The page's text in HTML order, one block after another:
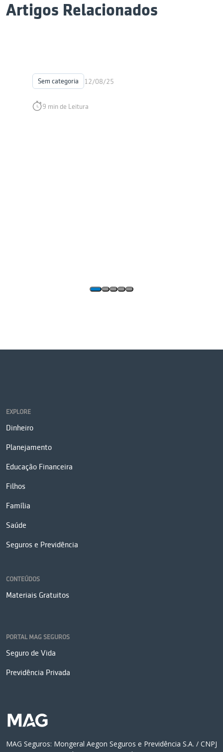
Artigos Relacionados
Sem categoria 12/08/25
9 min de Leitura
EXPLORE
Dinheiro
Planejamento
Educação Financeira
Filhos
Família
Saúde
Seguros e Previdência
CONTEÚDOS
Materiais Gratuitos
PORTAL MAG SEGUROS
Seguro de Vida
Previdência Privada
MAG Seguros: Mongeral Aegon Seguros e Previdência S.A. / CNPJ